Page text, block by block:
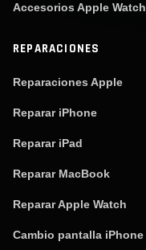
Accesorios Apple Watch
REPARACIONES
Reparaciones Apple
Reparar iPhone
Reparar iPad
Reparar MacBook
Reparar Apple Watch
Cambio pantalla iPhone